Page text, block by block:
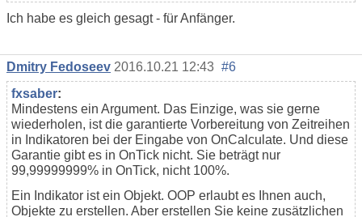
Ich habe es gleich gesagt - für Anfänger.
Dmitry Fedoseev 2016.10.21 12:43 #6
fxsaber:
Mindestens ein Argument. Das Einzige, was sie gerne
wiederholen, ist die garantierte Vorbereitung von Zeitreihen
in Indikatoren bei der Eingabe von OnCalculate. Und diese
Garantie gibt es in OnTick nicht. Sie beträgt nur
99,99999999% in OnTick, nicht 100%.
Ein Indikator ist ein Objekt. OOP erlaubt es Ihnen auch,
Objekte zu erstellen. Aber erstellen Sie keine zusätzlichen